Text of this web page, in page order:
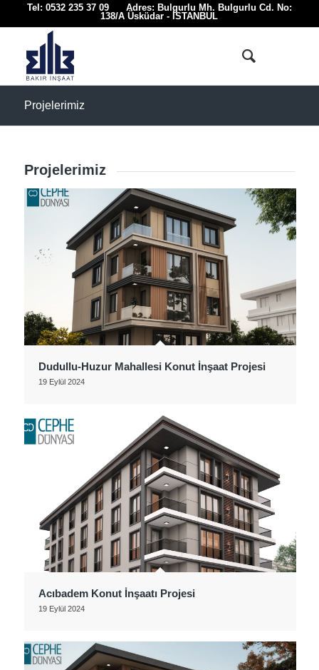
Tel: 0532 235 37 09 Adres: Bulgurlu Mh. Bulgurlu Cd. No:
138/A Üsküdar - İSTANBUL
Projelerimiz
Projelerimiz
Dudullu-Huzur Mahallesi Konut İnşaat Projesi
19 Eylül 2024
Acıbadem Konut İnşaatı Projesi
19 Eylül 2024